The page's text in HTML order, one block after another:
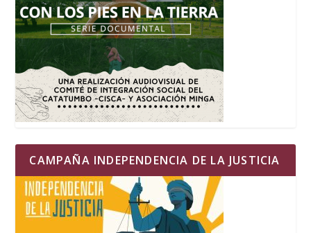
CAMPAÑA INDEPENDENCIA DE LA JUSTICIA